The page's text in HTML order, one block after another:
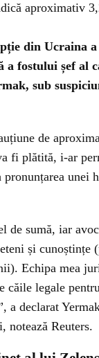
aproximativ
din Ucraina a
a fostului șef al
sub
de
fi plătită, i-ar
pronunțarea unei
de sumă, iar
și cunoștințe
Echipa mea
căile legale
a declarat
notează Reuters.